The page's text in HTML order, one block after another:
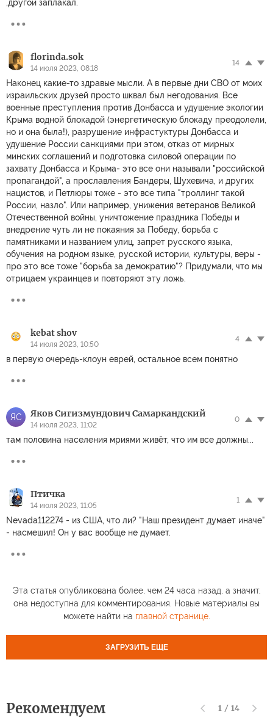
,другой заплакал.
florinda.sok
14 июля 2023, 08:18
14
Наконец какие-то здравые мысли. А в первые дни СВО от моих
израильских друзей просто шквал был негодования. Все
военные преступления против Донбасса и удушение экологии
Крыма водной блокадой (энергетическую блокаду преодолели,
но и она была!), разрушение инфрастуктуры Донбасса и
удушение России санкциями при этом, отказ от мирных
минских соглашений и подготовка силовой операции по
захвату Донбасса и Крыма- это все они называли "российской
пропагандой", а прославления Бандеры, Шухевича, и других
нацистов, и Петлюры тоже - это все типа "троллинг такой
России, назло". Или например, унижения ветеранов Великой
Отечественной войны, уничтожение праздника Победы и
внедрение чуть ли не покаяния за Победу, борьба с
памятниками и названием улиц, запрет русского языка,
обучения на родном языке, русской истории, культуры, веры -
про это все тоже "борьба за демократию"? Придумали, что мы
отрицаем украинцев и повторяют эту ложь.
kebat shov
14 июля 2023, 10:50
4
в первую очередь-клоун еврей, остальное всем понятно
ЯС Яков Сигизмундович Самаркандский
14 июля 2023, 11:02
0
там половина населения мриями живёт, что им все должны...
Птичка
14 июля 2023, 11:05
1
Nevada112274 - из США, что ли? "Наш президент думает иначе"
- насмешил! Он у вас вообще не думает.
Эта статья опубликована более, чем 24 часа назад, а значит,
она недоступна для комментирования. Новые материалы вы
можете найти на главной странице.
ЗАГРУЗИТЬ ЕЩЕ
Рекомендуем 1 / 14